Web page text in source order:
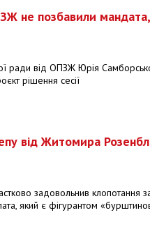
не позбавили мандата,
ради від ОПЗЖ Юрія
рішення сесії
від Житомира
задовольнив клопотання
який є фігурантом